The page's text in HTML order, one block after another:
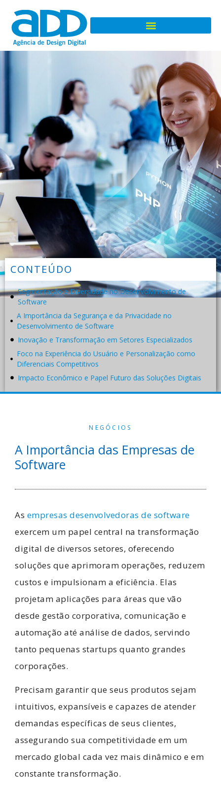
CONTEÚDO
Segmentação e Diversidade no Desenvolvimento de
Software
A Importância da Segurança e da Privacidade no
Desenvolvimento de Software
Inovação e Transformação em Setores Especializados
Foco na Experiência do Usuário e Personalização como
Diferenciais Competitivos
Impacto Econômico e Papel Futuro das Soluções Digitais
NEGÓCIOS
A Importância das Empresas de
Software
As empresas desenvolvedoras de software
exercem um papel central na transformação
digital de diversos setores, oferecendo
soluções que aprimoram operações, reduzem
custos e impulsionam a eficiência. Elas
projetam aplicações para áreas que vão
desde gestão corporativa, comunicação e
automação até análise de dados, servindo
tanto pequenas startups quanto grandes
corporações.
Precisam garantir que seus produtos sejam
intuitivos, expansíveis e capazes de atender
demandas específicas de seus clientes,
assegurando sua competitividade em um
mercado global cada vez mais dinâmico e em
constante transformação.